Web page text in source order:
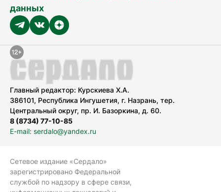
данных
Главный редактор: Курскиева Х.А.
386101, Республика Ингушетия, г. Назрань, тер.
Центральный округ, пр. И. Базоркина, д. 60.
8 (8734) 77-10-85
E-mail: serdalo@yandex.ru
Сетевое издание «Сердало»
зарегистрировано Федеральной
службой по надзору в сфере связи,